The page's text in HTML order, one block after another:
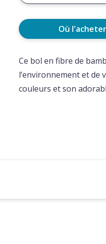
Où l'acheter
Ce bol en fibre de
l’environnement et de
couleurs et son